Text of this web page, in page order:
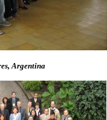
Argentina